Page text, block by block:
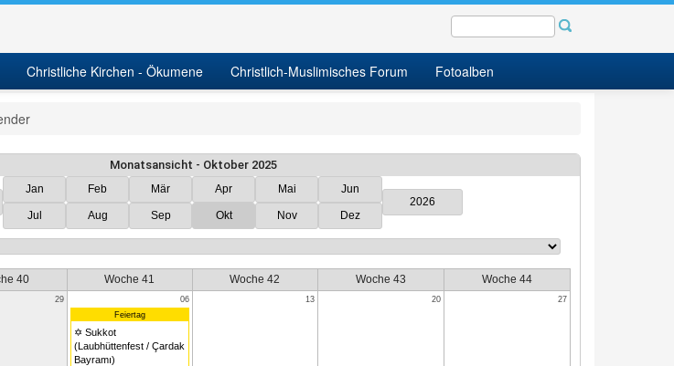
Christliche Kirchen - Ökumene Christlich-Muslimisches Forum Fotoalben
Monatsansicht - Oktober 2025
Jan Feb Mär Apr Mai Jun
Jul Aug Sep Okt Nov Dez
2026
40 Woche 41 Woche 42 Woche 43
Woche 44
29
06
Feiertag
✡ Sukkot
(Laubhüttenfest / Çardak
Bayramı)
13 20 27